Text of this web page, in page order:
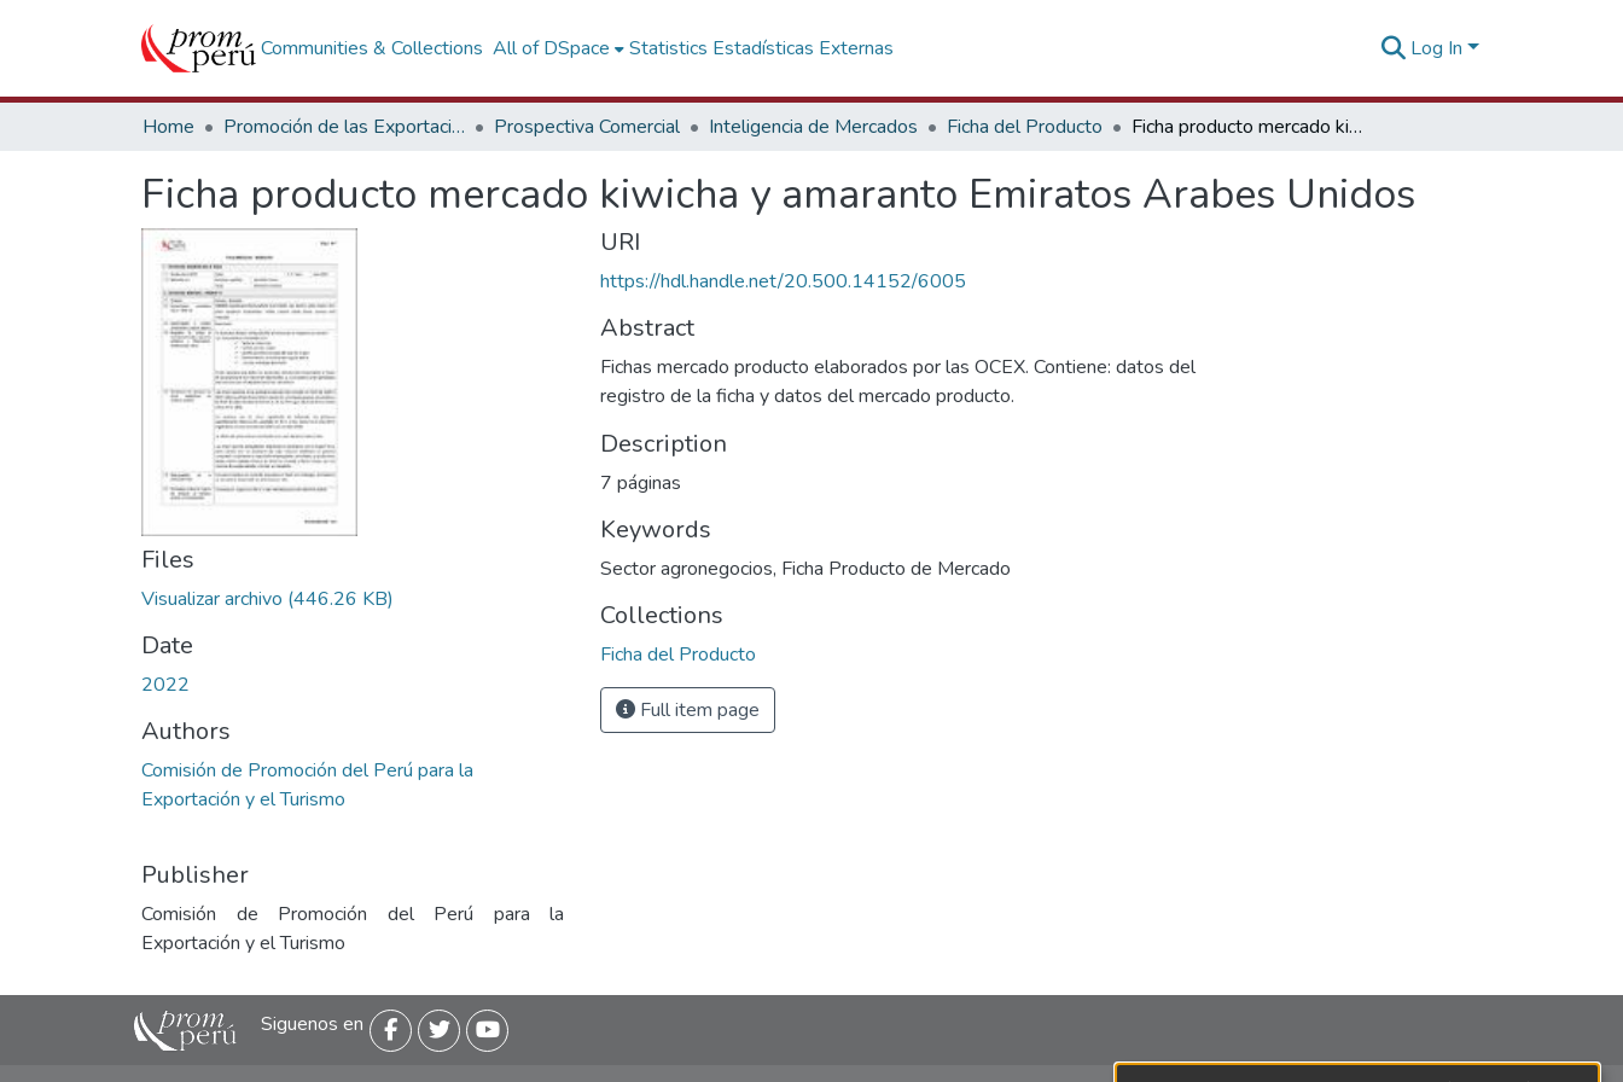
Communities & Collections All of DSpace Statistics Estadísticas Externas Log In
Home Promoción de las Exportaciones Prospectiva Comercial Inteligencia de Mercados Ficha del Producto Ficha producto mercado kiwicha y amaranto Emiratos Arabes Unidos
Ficha producto mercado kiwicha y amaranto Emiratos Arabes Unidos
Files
Visualizar archivo (446.26 KB)
Date
2022
Authors
Comisión de Promoción del Perú para la
Exportación y el Turismo
Publisher
Comisión de Promoción del Perú para la
Exportación y el Turismo
URI
https://hdl.handle.net/20.500.14152/6005
Abstract
Fichas mercado producto elaborados por las OCEX. Contiene: datos del
registro de la ficha y datos del mercado producto.
Description
7 páginas
Keywords
Sector agronegocios, Ficha Producto de Mercado
Collections
Ficha del Producto
Full item page
Siguenos en